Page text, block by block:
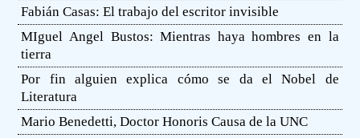
Fabián Casas: El trabajo del escritor invisible
MIguel Angel Bustos: Mientras haya hombres en la
tierra
Por fin alguien explica cómo se da el Nobel de
Literatura
Mario Benedetti, Doctor Honoris Causa de la UNC